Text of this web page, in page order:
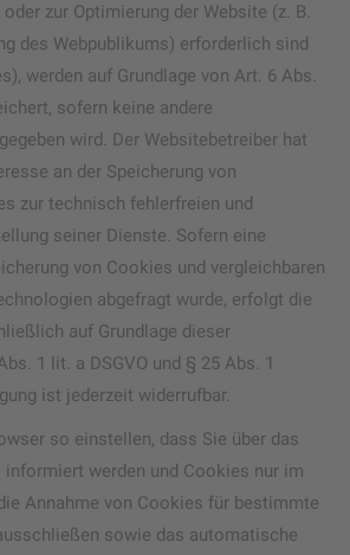
zur Optimierung der Website (z. B.
des Webpublikums) erforderlich sind
werden auf Grundlage von Art. 6 Abs.
sofern keine andere
wird. Der Websitebetreiber hat
an der Speicherung von
zur technisch fehlerfreien und
seiner Dienste. Sofern eine
von Cookies und vergleichbaren
abgefragt wurde, erfolgt die
auf Grundlage dieser
1 lit. a DSGVO und § 25 Abs. 1
ist jederzeit widerrufbar.
so einstellen, dass Sie über das
informiert werden und Cookies nur im
Annahme von Cookies für bestimmte
sowie das automatische